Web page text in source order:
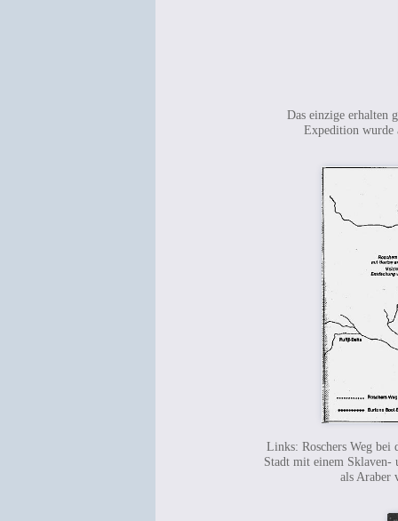
Das einzige erhalten
Expedition wurde
Links: Roschers Weg bei
Stadt mit einem Sklaven-
als Araber